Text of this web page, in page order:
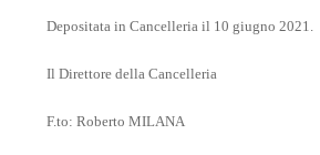
Depositata in Cancelleria il 10 giugno 2021.
Il Direttore della Cancelleria
F.to: Roberto MILANA